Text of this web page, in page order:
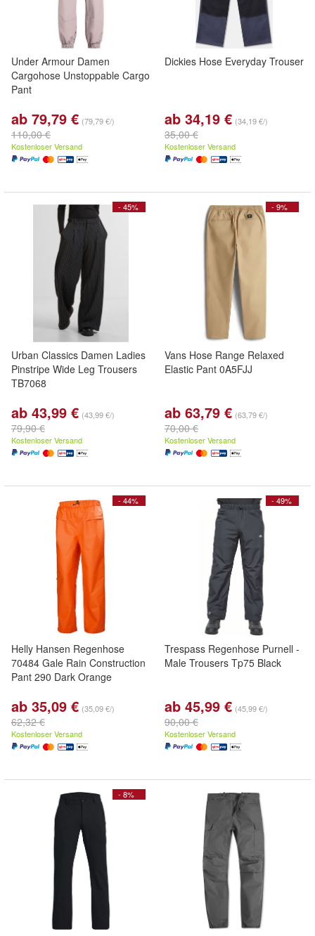
Under Armour Damen
Cargohose Unstoppable Cargo
Pant
ab 79,79 € (79,79 €/)
110,00 €
Kostenloser Versand
Dickies Hose Everyday Trouser
ab 34,19 € (34,19 €/)
35,00 €
Kostenloser Versand
- 45%
Urban Classics Damen Ladies
Pinstripe Wide Leg Trousers
TB7068
ab 43,99 € (43,99 €/)
79,90 €
Kostenloser Versand
- 9%
Vans Hose Range Relaxed
Elastic Pant 0A5FJJ
ab 63,79 € (63,79 €/)
70,00 €
Kostenloser Versand
- 44%
Helly Hansen Regenhose
70484 Gale Rain Construction
Pant 290 Dark Orange
ab 35,09 € (35,09 €/)
62,32 €
Kostenloser Versand
- 49%
Trespass Regenhose Purnell -
Male Trousers Tp75 Black
ab 45,99 € (45,99 €/)
90,00 €
Kostenloser Versand
- 8%